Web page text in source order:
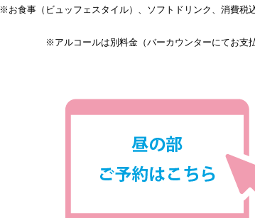
※お食事（ビュッフェスタイル）、ソフトドリンク、消費税
※アルコールは別料金（バーカウンターにてお支払